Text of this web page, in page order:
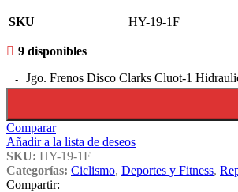
SKU HY-19-1F
9 disponibles
Jgo. Frenos Disco Clarks Cluot-1
Comparar
Añadir a la lista de deseos
SKU: HY-19-1F
Categorías: Ciclismo, Deportes y Fitness,
Compartir: